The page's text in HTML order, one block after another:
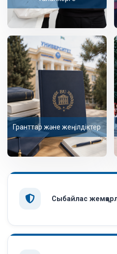
Гранттар және жеңілдіктер
Сыбайлас